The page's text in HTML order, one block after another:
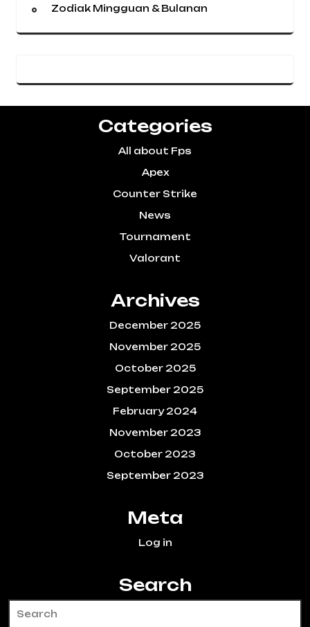
Zodiak Mingguan & Bulanan
Categories
All about Fps
Apex
Counter Strike
News
Tournament
Valorant
Archives
December 2025
November 2025
October 2025
September 2025
February 2024
November 2023
October 2023
September 2023
Meta
Log in
Search